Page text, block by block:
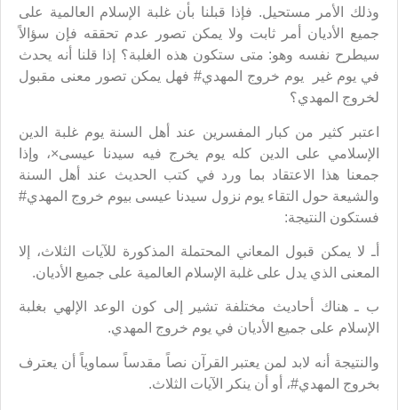
وذلك الأمر مستحيل. فإذا قبلنا بأن غلبة الإسلام العالمية على
جميع الأديان أمر ثابت ولا يمكن تصور عدم تحققه فإن سؤالاً
سيطرح نفسه وهو: متى ستكون هذه الغلبة؟ إذا قلنا أنه يحدث
في يوم غير يوم خروج المهدي# فهل يمكن تصور معنى مقبول
لخروج المهدي؟
اعتبر كثير من كبار المفسرين عند أهل السنة يوم غلبة الدين
الإسلامي على الدين كله يوم يخرج فيه سيدنا عيسى×، وإذا
جمعنا هذا الاعتقاد بما ورد في كتب الحديث عند أهل السنة
والشيعة حول التقاء يوم نزول سيدنا عيسى بيوم خروج المهدي#
فستكون النتيجة:
أـ لا يمكن قبول المعاني المحتملة المذكورة للآيات الثلاث، إلا
المعنى الذي يدل على غلبة الإسلام العالمية على جميع الأديان.
ب ـ هناك أحاديث مختلفة تشير إلى كون الوعد الإلهي بغلبة
الإسلام على جميع الأديان في يوم خروج المهدي.
والنتيجة أنه لابد لمن يعتبر القرآن نصاً مقدساً سماوياً أن يعترف
بخروج المهدي#، أو أن ينكر الآيات الثلاث.